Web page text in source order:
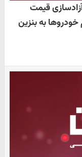
قیمت
خودروها به بنزین